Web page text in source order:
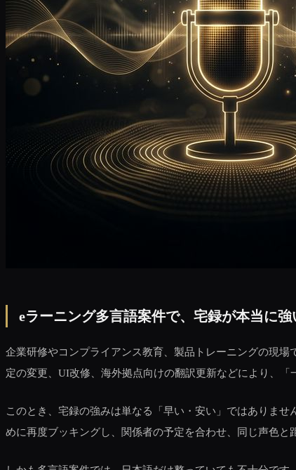
eラーニング多言語案件で、宅録が本当に強
企業研修やコンプライアンス教育、製品トレーニングの現場
定の変更、UI改修、海外拠点向けの翻訳更新などにより、
このとき、宅録の強みは単なる「早い・安い」ではありま
めに再度ブッキングし、関係者の予定を合わせ、同じ声色